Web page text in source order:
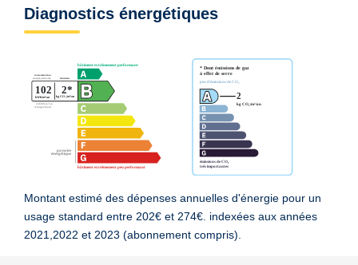
Diagnostics énergétiques
Montant estimé des dépenses annuelles d'énergie pour un
usage standard entre 202€ et 274€. indexées aux années
2021,2022 et 2023 (abonnement compris).